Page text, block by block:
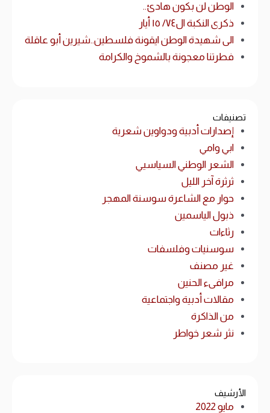
الوطن لن بكون هادئ..
ذكرى النكبة ال٧٤/ ١٥ أيار
الى شهيدة الوطن ايقونة فلسطين..شيرين أبو عاقلة
فطرتنا معجونة بالشموخ والكرامة
تصنيفات
إصدارات أدبية ودواوين شعرية
ابي وامي
الشعر الوطني السياسيي
ثرثرة آخر الليل
حوار مع الشاعرة سوسنة المهجر
ذبول الياسمين
رثاءات
سوسنيات وفلسفات
غير مصنف
مرافىء الحنين
مقالات أدبية واجتماعية
من الذاكرة
نثر شعر خواطر
الأرشيف
مايو 2022